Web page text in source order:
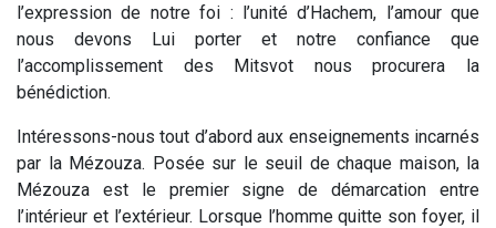
l’expression de notre foi : l’unité d’Hachem, l’amour que
nous devons Lui porter et notre confiance que
l’accomplissement des Mitsvot nous procurera la
bénédiction.
Intéressons-nous tout d’abord aux enseignements incarnés
par la Mézouza. Posée sur le seuil de chaque maison, la
Mézouza est le premier signe de démarcation entre
l’intérieur et l’extérieur. Lorsque l’homme quitte son foyer, il